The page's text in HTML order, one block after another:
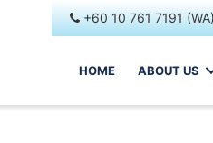
+60 10 761 7191 (WA)
HOME ABOUT US